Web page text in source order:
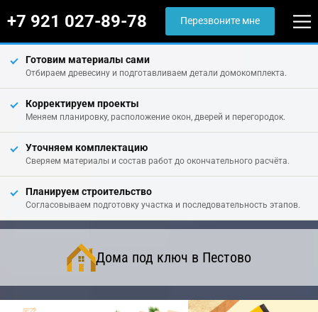
+7 921 027-89-78 Перезвоните мне
Готовим материалы сами
Отбираем древесину и подготавливаем детали домокомплекта.
Корректируем проекты
Меняем планировку, расположение окон, дверей и перегородок.
Уточняем комплектацию
Сверяем материалы и состав работ до окончательного расчёта.
Планируем строительство
Согласовываем подготовку участка и последовательность этапов.
Дома под ключ в Пестово